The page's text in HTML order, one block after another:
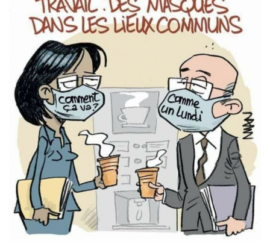
Les femmes
moins que les